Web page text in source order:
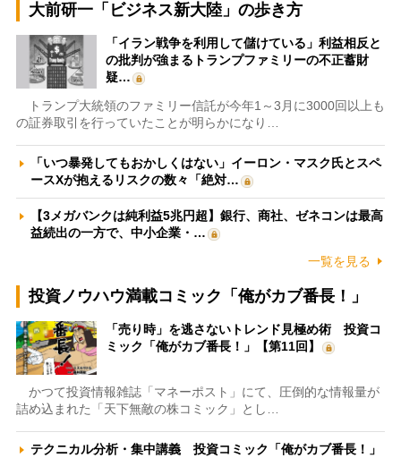
大前研一「ビジネス新大陸」の歩き方
「イラン戦争を利用して儲けている」利益相反と
の批判が強まるトランプファミリーの不正蓄財
疑…
トランプ大統領のファミリー信託が今年1～3月に3000回以上も
の証券取引を行っていたことが明らかになり…
「いつ暴発してもおかしくはない」イーロン・マスク氏とスペ
ースXが抱えるリスクの数々「絶対…
【3メガバンクは純利益5兆円超】銀行、商社、ゼネコンは最高
益続出の一方で、中小企業・…
一覧を見る
投資ノウハウ満載コミック「俺がカブ番長！」
「売り時」を逃さないトレンド見極め術 投資コ
ミック「俺がカブ番長！」【第11回】
かつて投資情報雑誌「マネーポスト」にて、圧倒的な情報量が
詰め込まれた「天下無敵の株コミック」とし…
テクニカル分析・集中講義 投資コミック「俺がカブ番長！」